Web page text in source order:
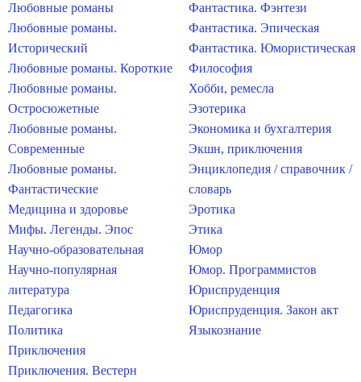
Любовные романы
Любовные романы.
Исторический
Любовные романы. Короткие
Любовные романы.
Остросюжетные
Любовные романы.
Современные
Любовные романы.
Фантастические
Медицина и здоровье
Мифы. Легенды. Эпос
Научно-образовательная
Научно-популярная
литература
Педагогика
Политика
Приключения
Приключения. Вестерн
Фантастика. Фэнтези
Фантастика. Эпическая
Фантастика. Юмористическая
Философия
Хобби, ремесла
Эзотерика
Экономика и бухгалтерия
Экшн, приключения
Энциклопедия / справочник /
словарь
Эротика
Этика
Юмор
Юмор. Программистов
Юриспруденция
Юриспруденция. Закон акт
Языкознание